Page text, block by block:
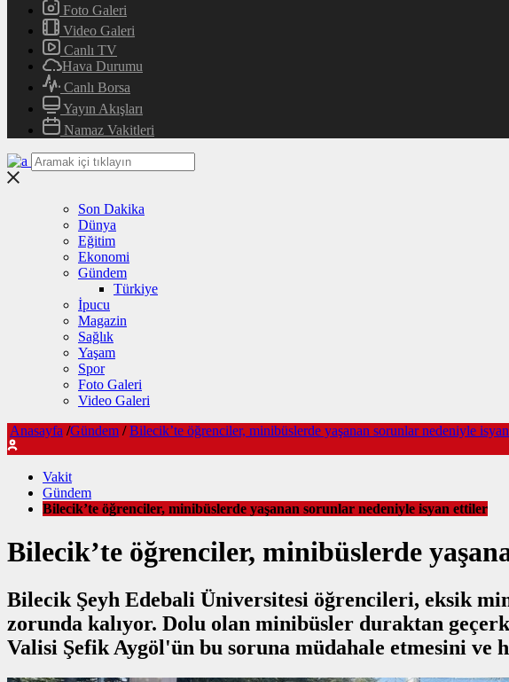
Foto Galeri
Video Galeri
Canlı TV
Hava Durumu
Canlı Borsa
Yayın Akışları
Namaz Vakitleri
Son Dakika
Dünya
Eğitim
Ekonomi
Gündem
Türkiye
İpucu
Magazin
Sağlık
Yaşam
Spor
Foto Galeri
Video Galeri
Anasayfa /Gündem / Bilecik’te öğrenciler, minibüslerde yaşanan sorunlar nedeniyle
Vakit
Gündem
Bilecik’te öğrenciler, minibüslerde yaşanan sorunlar nedeniyle isyan ettiler
Bilecik’te öğrenciler, minibüslerde
Bilecik Şeyh Edebali Üniversitesi öğrencileri, eksik
zorunda kalıyor. Dolu olan minibüsler duraktan
Valisi Şefik Aygöl'ün bu soruna müdahale etmesini ve